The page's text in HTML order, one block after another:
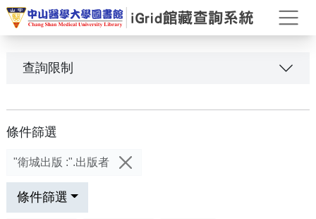
打
查詢限制
條件篩選
"衛城出版 :".出版者
條件篩選